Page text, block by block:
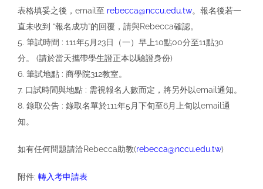
表格填妥之後，email至 rebecca@nccu.edu.tw。報名後若一
直未收到 “報名成功”的回覆，請與Rebecca確認。
5. 筆試時間 : 111年5月23日（一）早上10點00分至11點30
分。 (請於當天攜帶學生證正本以驗證身份)
6. 筆試地點 : 商學院312教室。
7. 口試時間與地點 : 需視報名人數而定，將另外以email通知。
8. 錄取公告 : 錄取名單於111年5月下旬至6月上旬以email通
知。
如有任何問題請洽Rebecca助教(rebecca@nccu.edu.tw)
附件: 轉入考申請表